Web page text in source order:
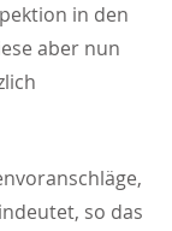
in den
aber nun
so das